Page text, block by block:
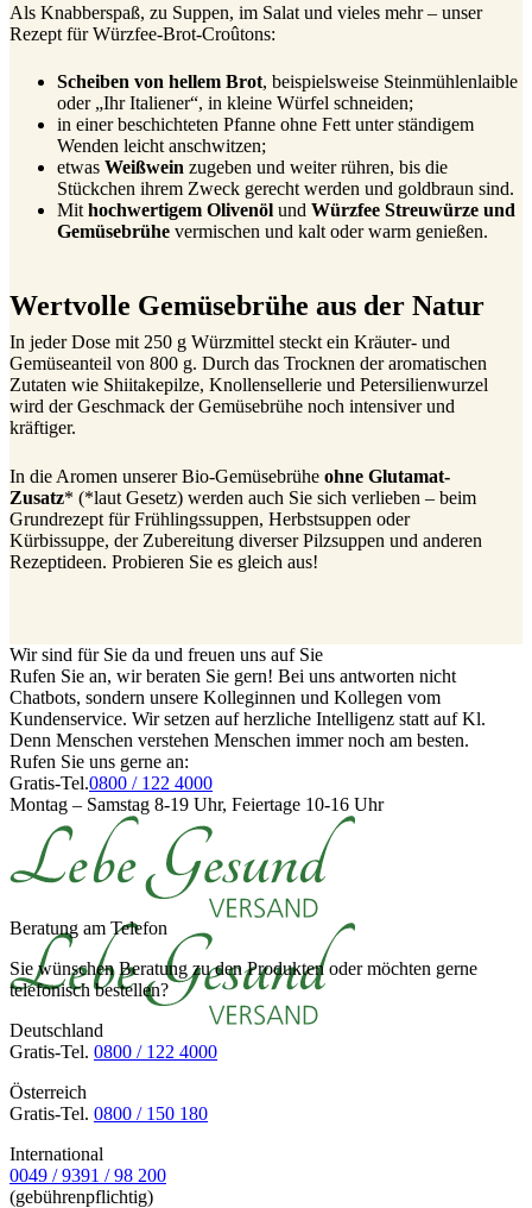
Als Knabberspaß, zu Suppen, im Salat und vieles mehr – unser
Rezept für Würzfee-Brot-Croûtons:
Scheiben von hellem Brot, beispielsweise Steinmühlenlaible
oder „Ihr Italiener“, in kleine Würfel schneiden;
in einer beschichteten Pfanne ohne Fett unter ständigem
Wenden leicht anschwitzen;
etwas Weißwein zugeben und weiter rühren, bis die
Stückchen ihrem Zweck gerecht werden und goldbraun sind.
Mithochwertigem Olivenöl und Würzfee Streuwürze und
Gemüsebrühe vermischen und kalt oder warm genießen.
Wertvolle Gemüsebrühe aus der Natur
In jeder Dose mit 250 g Würzmittel steckt ein Kräuter- und
Gemüseanteil von 800 g. Durch das Trocknen der aromatischen
Zutaten wie Shiitakepilze, Knollensellerie und Petersilienwurzel
wird der Geschmack der Gemüsebrühe noch intensiver und
kräftiger.
In die Aromen unserer Bio-Gemüsebrühe ohne Glutamat-
Zusatz* (*laut Gesetz) werden auch Sie sich verlieben – beim
Grundrezept für Frühlingssuppen, Herbstsuppen oder
Kürbissuppe, der Zubereitung diverser Pilzsuppen und anderen
Rezeptideen. Probieren Sie es gleich aus!
Wir sind für Sie da und freuen uns auf Sie
Rufen Sie an, wir beraten Sie gern! Bei uns antworten nicht
Chatbots, sondern unsere Kolleginnen und Kollegen vom
Kundenservice. Wir setzen auf herzliche Intelligenz statt auf Kl.
Denn Menschen verstehen Menschen immer noch am besten.
Rufen Sie uns gerne an:
Gratis-Tel.0800 / 122 4000
Montag – Samstag 8-19 Uhr, Feiertage 10-16 Uhr
Beratung am Telefon
Sie wünschen Beratung zu den Produkten oder möchten gerne
telefonisch bestellen?
Deutschland
Gratis-Tel. 0800 / 122 4000
Österreich
Gratis-Tel. 0800 / 150 180
International
0049 / 9391 / 98 200
(gebührenpflichtig)